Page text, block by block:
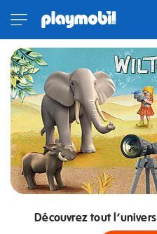
Découvrez tout